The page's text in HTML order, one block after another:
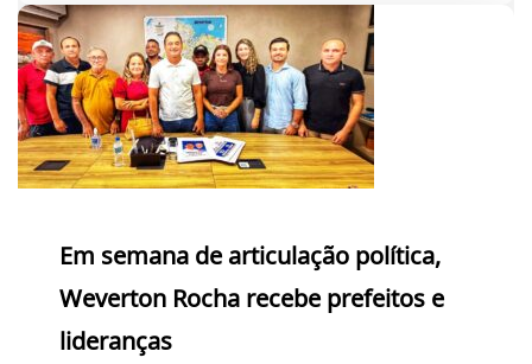
Em semana de articulação política,
Weverton Rocha recebe prefeitos e
lideranças